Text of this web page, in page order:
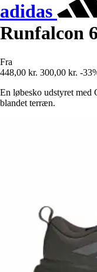
adidas
Runfalcon
Fra
448,00 kr. 300,00 kr. -
En løbesko udstyret
blandet terræn.